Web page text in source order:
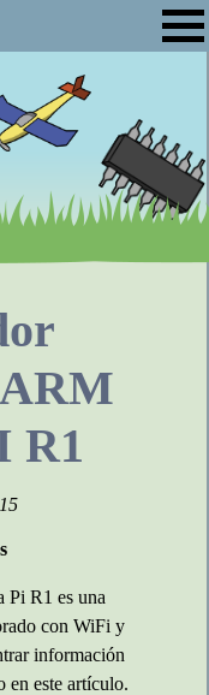
R1
Pi R1 es una
con WiFi y
información
en este artículo.